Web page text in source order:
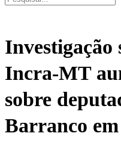
Investigação
Incra-MT
sobre
Barranco